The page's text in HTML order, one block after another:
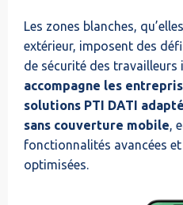
Les zones blanches,
extérieur, imposent des
de sécurité des travailleurs
accompagne les
solutions PTI DATI
sans couverture mobile,
fonctionnalités avancées
optimisées.